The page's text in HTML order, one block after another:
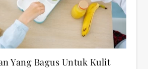
Yang Bagus Untuk Kulit